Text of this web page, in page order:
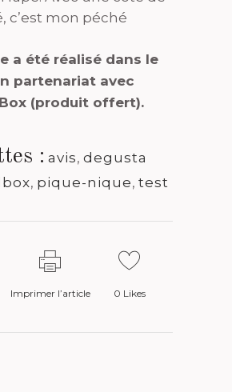
c’est mon péché
a été réalisé dans le
partenariat avec
(produit offert).
: avis, degusta
, pique-nique, test
Imprimer l’article 0 Likes